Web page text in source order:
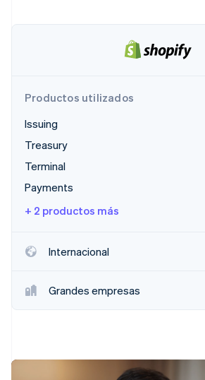
Sesiones de Stripe 2026
Descubre cómo Stripe
Socios
Productos utilizados
Issuing
Treasury
Terminal
Payments
+ 2 productos más
Internacional
Grandes empresas